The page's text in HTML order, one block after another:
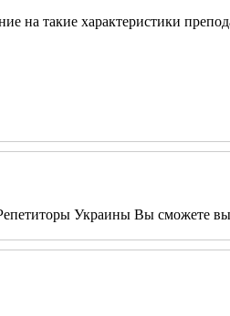
на такие характеристики
Украины Вы сможете